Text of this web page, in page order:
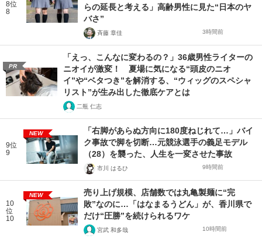
8位
8
らの延長と考える」高齢男性に見た“日本のヤ
バさ”
斉藤 章佳 3時間前
PR
「えっ、こんなに変わるの？」36歳男性ライターの
ニオイが激変！ 夏場に気になる“頭皮のニオ
イ”や“ベタつき”を解消する、“ウィッグのスペシャ
リスト”が生み出した徹底ケアとは
二瓶 仁志
9位
9
NEW
「右脚があらぬ方向に180度ねじれて…」バイ
ク事故で脚を切断…元競泳選手の義足モデル
（28）を襲った、人生を一変させた事故
市川 はるひ 9時間前
10
位
10
NEW
売り上げ規模、店舗数では丸亀製麺に“完
敗”なのに…「はなまるうどん」が、香川県で
だけ“圧勝”を続けられるワケ
宮武 和多哉 10時間前